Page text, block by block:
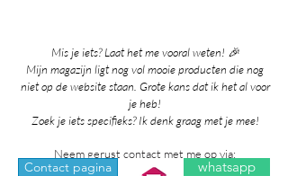
Mis je iets? Laat het me vooral weten! 🎉
Mijn magazijn ligt nog vol mooie producten die nog
niet op de website staan. Grote kans dat ik het al voor
je heb!
Zoek je iets specifieks? Ik denk graag met je mee!
Neem gerust contact met me op via:
Contact pagina whatsapp